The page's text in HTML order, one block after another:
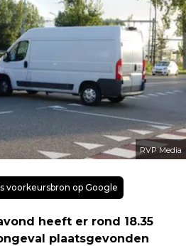
RVP Media
voorkeursbron op Google
heeft er rond 18.35
plaatsgevonden